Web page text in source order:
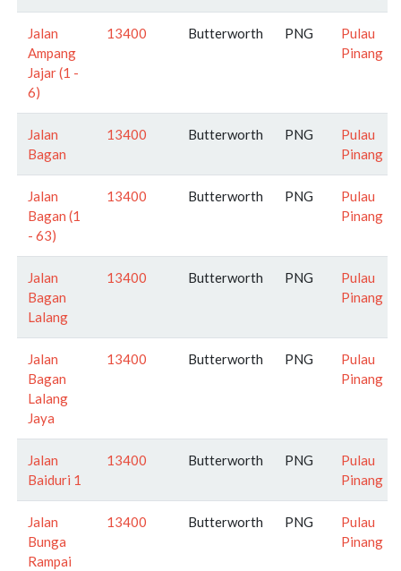
Jalan
Ampang
Jajar (1 -
6)
13400 Butterworth PNG
Pulau
Pinang
Jalan
Bagan
13400 Butterworth PNG
Pulau
Pinang
Jalan
Bagan (1
- 63)
13400 Butterworth PNG
Pulau
Pinang
Jalan
Bagan
Lalang
13400 Butterworth PNG
Pulau
Pinang
Jalan
Bagan
Lalang
Jaya
13400 Butterworth PNG
Pulau
Pinang
Jalan
Baiduri 1
13400 Butterworth PNG
Pulau
Pinang
Jalan
Bunga
Rampai
13400 Butterworth PNG
Pulau
Pinang